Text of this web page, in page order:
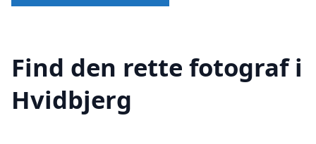
Find den rette fotograf i
Hvidbjerg